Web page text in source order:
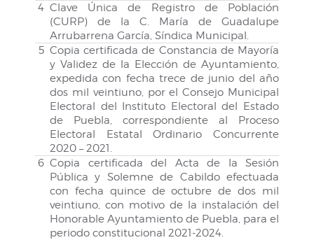
4 Clave Única de Registro de Población
(CURP) de la C. María de Guadalupe
Arrubarrena García, Síndica Municipal.
5 Copia certificada de Constancia de Mayoría
y Validez de la Elección de Ayuntamiento,
expedida con fecha trece de junio del año
dos mil veintiuno, por el Consejo Municipal
Electoral del Instituto Electoral del Estado
de Puebla, correspondiente al Proceso
Electoral Estatal Ordinario Concurrente
2020 – 2021.
6 Copia certificada del Acta de la Sesión
Pública y Solemne de Cabildo efectuada
con fecha quince de octubre de dos mil
veintiuno, con motivo de la instalación del
Honorable Ayuntamiento de Puebla, para el
periodo constitucional 2021-2024.